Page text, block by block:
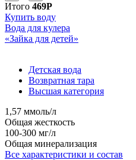
Итого 469Р
Купить воду
Вода для кулера
«Зайка для детей»
Детская вода
Возвратная тара
Высшая категория
1,57 ммоль/л
Общая жесткость
100-300 мг/л
Общая минерализация
Все характеристики и состав